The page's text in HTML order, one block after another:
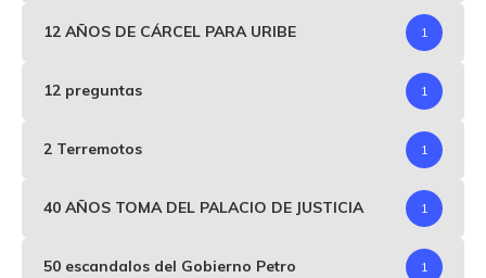
12 AÑOS DE CÁRCEL PARA URIBE 1
12 preguntas 1
2 Terremotos 1
40 AÑOS TOMA DEL PALACIO DE JUSTICIA 1
50 escandalos del Gobierno Petro 1